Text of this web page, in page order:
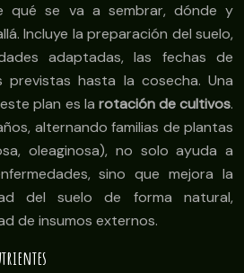
qué se va a sembrar, dónde y
Incluye la preparación del suelo,
adaptadas, las fechas de
previstas hasta la cosecha. Una
plan es la rotación de cultivos.
alternando familias de plantas
oleaginosa), no solo ayuda a
sino que mejora la
del suelo de forma natural,
de insumos externos.